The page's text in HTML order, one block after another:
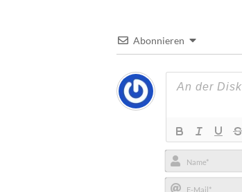
Abonnieren
Name*